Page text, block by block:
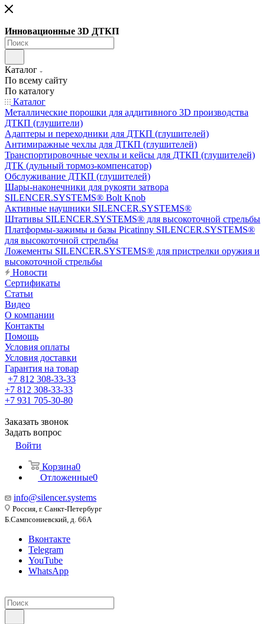
Инновационные 3D ДТКП
Каталог
По всему сайту
По каталогу
Каталог
Металлические порошки для аддитивного 3D производства
ДТКП (глушители)
Адаптеры и переходники для ДТКП (глушителей)
Антимиражные чехлы для ДТКП (глушителей)
Транспортировочные чехлы и кейсы для ДТКП (глушителей)
ДТК (дульный тормоз-компенсатор)
Обслуживание ДТКП (глушителей)
Шары-наконечники для рукояти затвора
SILENCER.SYSTEMS® Bolt Knob
Активные наушники SILENCER.SYSTEMS®
Штативы SILENCER.SYSTEMS® для высокоточной стрельбы
Платформы-зажимы и базы Picatinny SILENCER.SYSTEMS®
для высокоточной стрельбы
Ложементы SILENCER.SYSTEMS® для пристрелки оружия и
высокоточной стрельбы
Новости
Сертификаты
Статьи
Видео
О компании
Контакты
Помощь
Условия оплаты
Условия доставки
Гарантия на товар
+7 812 308-33-33
+7 812 308-33-33
+7 931 705-30-80
Заказать звонок
Задать вопрос
Войти
Корзина0
Отложенные0
info@silencer.systems
Россия, г. Санкт-Петербург
Б.Сампсониевский, д. 66А
Вконтакте
Telegram
YouTube
WhatsApp